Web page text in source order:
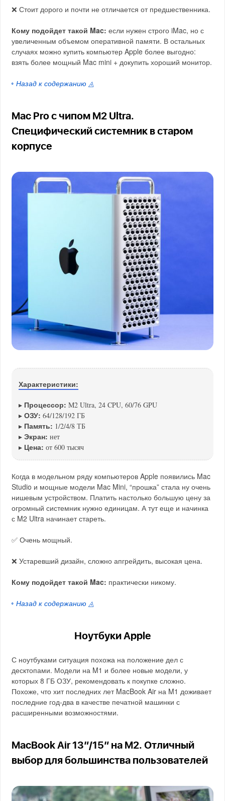
❌ Стоит дорого и почти не отличается от предшественника.
Кому подойдет такой Mac: если нужен строго iMac, но с
увеличенным объемом оперативной памяти. В остальных
случаях можно купить компьютер Apple более выгодно:
взять более мощный Mac mini + докупить хороший монитор.
◦ Назад к содержанию ◬
Mac Pro с чипом M2 Ultra.
Специфический системник в старом
корпусе
Характеристики:
▸ Процессор: M2 Ultra, 24 CPU, 60/76 GPU
▸ОЗУ: 64/128/192 ГБ
▸ Память: 1/2/4/8 ТБ
▸Экран: нет
▸ Цена: от 600 тысяч
Когда в модельном ряду компьютеров Apple появились Mac
Studio и мощные модели Mac Mini, “прошка” стала ну очень
нишевым устройством. Платить настолько большую цену за
огромный системник нужно единицам. А тут еще и начинка
с M2 Ultra начинает стареть.
✅ Очень мощный.
❌ Устаревший дизайн, сложно апгрейдить, высокая цена.
Кому подойдет такой Mac: практически никому.
◦ Назад к содержанию ◬
Ноутбуки Apple
С ноутбуками ситуация похожа на положение дел с
десктопами. Модели на M1 и более новые модели, у
которых 8 ГБ ОЗУ, рекомендовать к покупке сложно.
Похоже, что хит последних лет MacBook Air на M1 доживает
последние год-два в качестве печатной машинки с
расширенными возможностями.
MacBook Air 13″/15″ на M2. Отличный
выбор для большинства пользователей